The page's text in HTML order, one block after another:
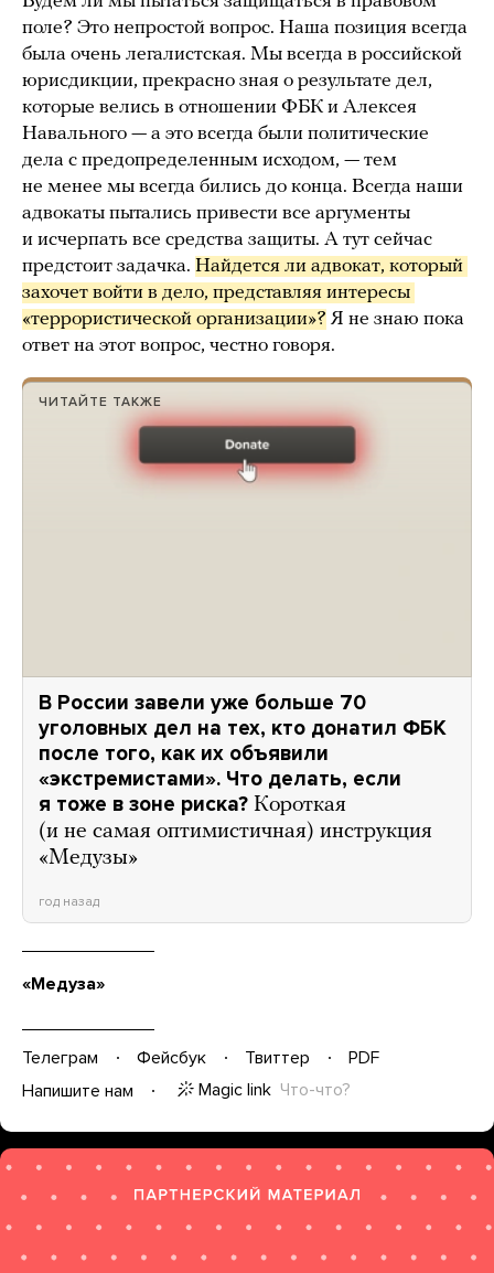
поле? Это непростой вопрос. Наша позиция всегда
была очень легалистская. Мы всегда в российской
юрисдикции, прекрасно зная о результате дел,
которые велись в отношении ФБК и Алексея
Навального — а это всегда были политические
дела с предопределенным исходом, — тем
не менее мы всегда бились до конца. Всегда наши
адвокаты пытались привести все аргументы
и исчерпать все средства защиты. А тут сейчас
предстоит задачка. Найдется ли адвокат, который
захочет войти в дело, представляя интересы
«террористической организации»? Я не знаю пока
ответ на этот вопрос, честно говоря.
ЧИТАЙТЕ ТАКЖЕ
В России завели уже больше 70
уголовных дел на тех, кто донатил ФБК
после того, как их объявили
«экстремистами». Что делать, если
я тоже в зоне риска? Короткая
(и не самая оптимистичная) инструкция
«Медузы»
год назад
«Медуза»
Телеграм Фейсбук Твиттер
PDF
Напишите нам
Magic link Что-что?